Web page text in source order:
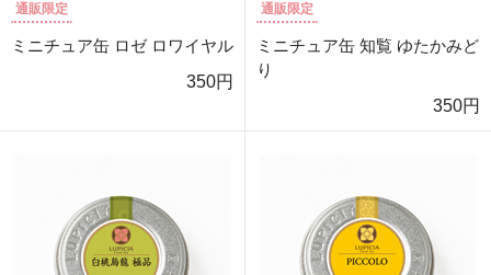
通販限定
ミニチュア缶 ロゼ ロワイヤル
350円
通販限定
ミニチュア缶 知覧 ゆたかみど
り
350円